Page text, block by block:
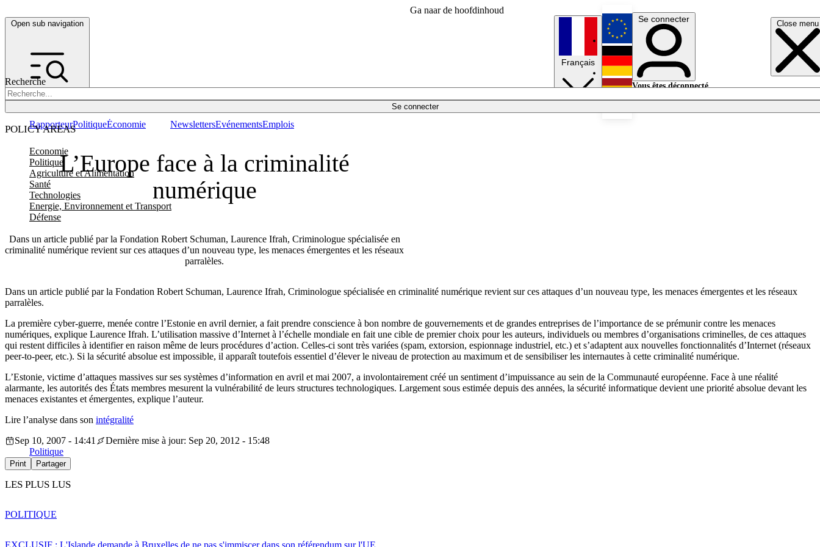
Ga naar de hoofdinhoud
Open sub navigation Close menu
Recherche
Se connecter
POLICY AREAS
Economie
Politique
Agriculture et Alimentation
Santé
Technologies
Energie, Environnement et Transport
Défense
RapporteurPolitiqueÉconomie NewslettersEvénementsEmplois
Français
English
Deutsch
Se connecter
Vous êtes déconnecté.
L’Europe face à la criminalité
numérique
Dans un article publié par la Fondation Robert Schuman, Laurence Ifrah, Criminologue spécialisée en
criminalité numérique revient sur ces attaques d’un nouveau type, les menaces émergentes et les réseaux
parralèles.
Dans un article publié par la Fondation Robert Schuman, Laurence Ifrah, Criminologue spécialisée en criminalité numérique revient sur ces attaques d’un nouveau type, les menaces émergentes et les réseaux
parralèles.
La première cyber-guerre, menée contre l’Estonie en avril dernier, a fait prendre conscience à bon nombre de gouvernements et de grandes entreprises de l’importance de se prémunir contre les menaces
numériques, explique Laurence Ifrah. L’utilisation massive d’Internet à l’échelle mondiale en fait une cible de premier choix pour les auteurs, individuels ou membres d’organisations criminelles, de ces attaques
qui restent difficiles à identifier en raison même de leurs procédures d’action. Celles-ci sont très variées (spam, extorsion, espionnage industriel, etc.) et s’adaptent aux nouvelles fonctionnalités d’Internet (réseaux
peer-to-peer, etc.). Si la sécurité absolue est impossible, il apparaît toutefois essentiel d’élever le niveau de protection au maximum et de sensibiliser les internautes à cette criminalité numérique.
L’Estonie, victime d’attaques massives sur ses systèmes d’information en avril et mai 2007, a involontairement créé un sentiment d’impuissance au sein de la Communauté européenne. Face à une réalité
alarmante, les autorités des États membres mesurent la vulnérabilité de leurs structures technologiques. Largement sous estimée depuis des années, la sécurité informatique devient une priorité absolue devant les
menaces existantes et émergentes, explique l’auteur.
Lire l’analyse dans son intégralité
Sep 10, 2007 - 14:41
Dernière mise à jour: Sep 20, 2012 - 15:48
Politique
Print Partager
LES PLUS LUS
EXCLUSIF : L'Islande demande à Bruxelles de ne pas s'immiscer dans son référendum sur l'UE
POLITIQUE